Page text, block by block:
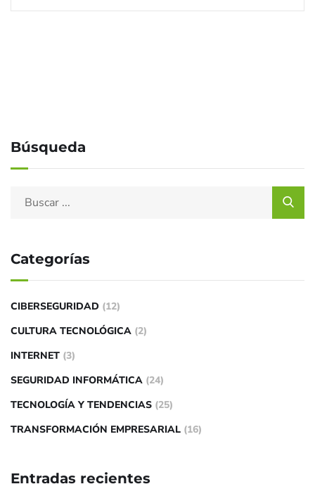
Búsqueda
Categorías
CIBERSEGURIDAD (12)
CULTURA TECNOLÓGICA (2)
INTERNET (3)
SEGURIDAD INFORMÁTICA (24)
TECNOLOGÍA Y TENDENCIAS (25)
TRANSFORMACIÓN EMPRESARIAL (16)
Entradas recientes